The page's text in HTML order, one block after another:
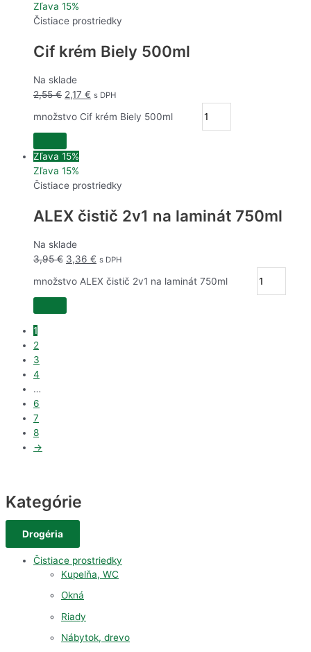
Kategórie
Drogéria
Čistiace prostriedky
Kupelňa, WC
Okná
Riady
Nábytok, drevo
Zľava 15%
Čistiace prostriedky
Cif krém Biely 500ml
Na sklade
2,55€ 2,17 € s DPH
množstvo Cif krém Biely 500ml
Zľava 15%
Zľava 15%
Čistiace prostriedky
ALEX čistič 2v1 na laminát 750ml
Na sklade
3,95€ 3,36 € s DPH
množstvo ALEX čistič 2v1 na laminát 750ml
1
2
3
4
…
6
7
8
→